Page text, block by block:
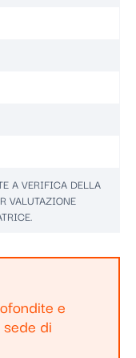
A VERIFICA DELLA
VALUTAZIONE
e
di